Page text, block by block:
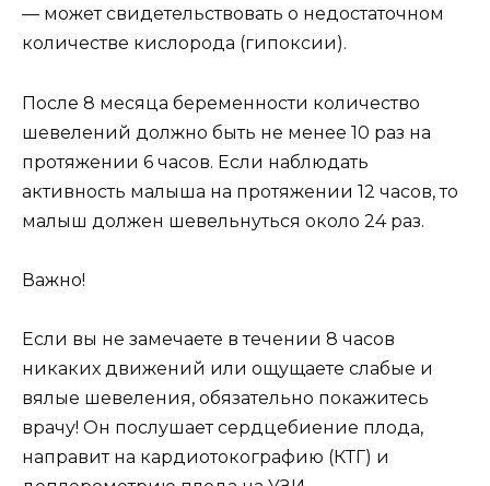
— может свидетельствовать о недостаточном
количестве кислорода (гипоксии).
После 8 месяца беременности количество
шевелений должно быть не менее 10 раз на
протяжении 6 часов. Если наблюдать
активность малыша на протяжении 12 часов, то
малыш должен шевельнуться около 24 раз.
Важно!
Если вы не замечаете в течении 8 часов
никаких движений или ощущаете слабые и
вялые шевеления, обязательно покажитесь
врачу! Он послушает сердцебиение плода,
направит на кардиотокографию (КТГ) и